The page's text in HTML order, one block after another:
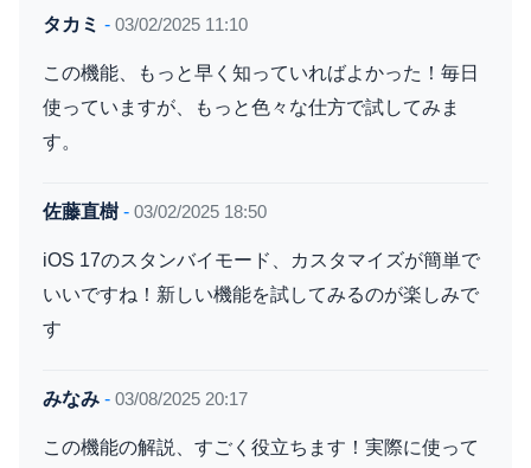
タカミ - 03/02/2025 11:10
この機能、もっと早く知っていればよかった！毎日
使っていますが、もっと色々な仕方で試してみま
す。
佐藤直樹 - 03/02/2025 18:50
iOS 17のスタンバイモード、カスタマイズが簡単で
いいですね！新しい機能を試してみるのが楽しみで
す
みなみ - 03/08/2025 20:17
この機能の解説、すごく役立ちます！実際に使って